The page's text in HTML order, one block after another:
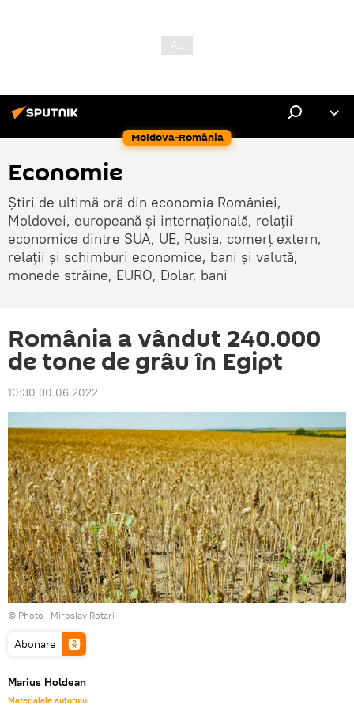
Moldova-România
Economie
Știri de ultimă oră din economia României,
Moldovei, europeană și internațională, relații
economice dintre SUA, UE, Rusia, comerț extern,
relații și schimburi economice, bani și valută,
monede străine, EURO, Dolar, bani
România a vândut 240.000
de tone de grâu în Egipt
10:30 30.06.2022
© Photo : Miroslav Rotari
Abonare
Marius Holdean
Materialele autorului